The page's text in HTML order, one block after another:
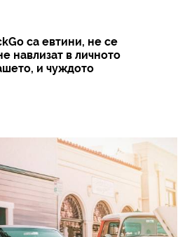
са евтини, не се
навлизат в личното
и чуждото